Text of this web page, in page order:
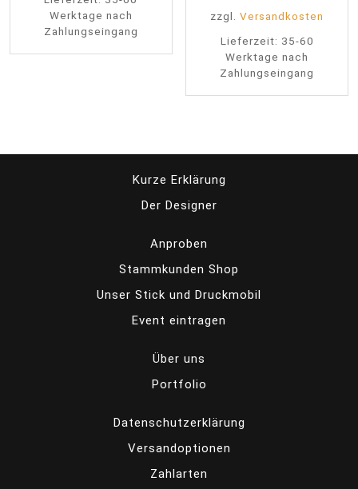
Werktage nach
Zahlungseingang
zzgl.Versandkosten
Lieferzeit: 35-60
Werktage nach
Zahlungseingang
Kurze Erklärung
Der Designer
Anproben
Stammkunden Shop
Unser Stick und Druckmobil
Event eintragen
Über uns
Portfolio
Datenschutzerklärung
Versandoptionen
Zahlarten